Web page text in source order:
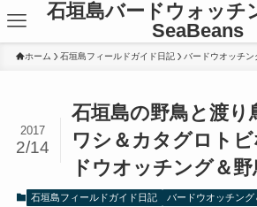
石垣島バードウォッチ
SeaBeans
ホーム 石垣島フィールドガイド日記 バードウオッチ
石垣島の野鳥と渡り
ワシ＆カタグロト
ドウオッチング＆野
2017
2/14
石垣島フィールドガイド日記 バードウオッチング